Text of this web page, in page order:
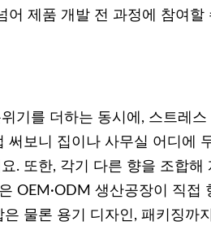
어 제품 개발 전 과정에 참여할
기를 더하는 동시에, 스트레
써보니 집이나 사무실 어디에
. 또한, 각기 다른 향을 조합해
OEM·ODM 생산공장이 직접
물론 용기 디자인, 패키징까